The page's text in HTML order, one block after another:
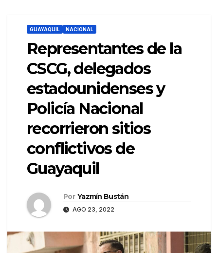
GUAYAQUIL NACIONAL
Representantes de la
CSCG, delegados
estadounidenses y
Policía Nacional
recorrieron sitios
conflictivos de
Guayaquil
Por Yazmín Bustán
AGO 23, 2022